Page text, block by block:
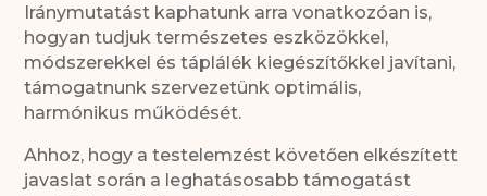
Iránymutatást kaphatunk arra vonatkozóan is,
hogyan tudjuk természetes eszközökkel,
módszerekkel és táplálék kiegészítőkkel javítani,
támogatnunk szervezetünk optimális,
harmónikus működését.
Ahhoz, hogy a testelemzést követően elkészített
javaslat során a leghatásosabb támogatást